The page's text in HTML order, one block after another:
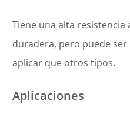
Tiene una alta resistencia
duradera, pero puede
aplicar que otros tipos.
Aplicaciones